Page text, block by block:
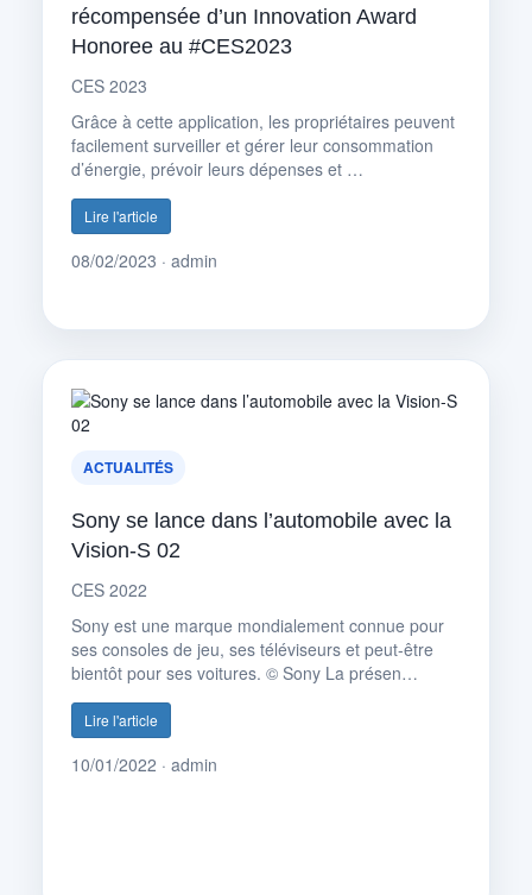
récompensée d’un Innovation Award
Honoree au #CES2023
CES 2023
Grâce à cette application, les propriétaires peuvent
facilement surveiller et gérer leur consommation
d’énergie, prévoir leurs dépenses et …
Lire l'article
08/02/2023 · admin
ACTUALITÉS
Sony se lance dans l’automobile avec la
Vision-S 02
CES 2022
Sony est une marque mondialement connue pour
ses consoles de jeu, ses téléviseurs et peut-être
bientôt pour ses voitures. © Sony La présen…
Lire l'article
10/01/2022 · admin